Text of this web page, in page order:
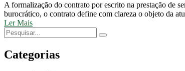
A formalização do contrato por escrito na prestação de
burocrático, o contrato define com clareza o objeto da
Ler Mais
Categorias